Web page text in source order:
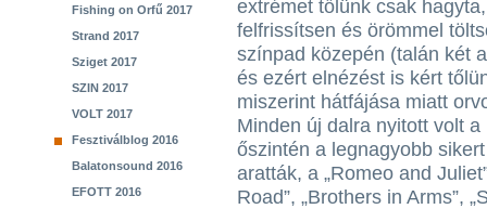
Fishing on Orfű 2017
Strand 2017
Sziget 2017
SZIN 2017
VOLT 2017
Fesztiválblog 2016
Balatonsound 2016
EFOTT 2016
extrémet tőlünk csak
felfrissítsen és örömmel
színpad közepén (talán két
és ezért elnézést is kért
miszerint hátfájása miatt
Minden új dalra nyitott volt
őszintén a legnagyobb
aratták, a „Romeo and
Road”, „Brothers in Arms”,